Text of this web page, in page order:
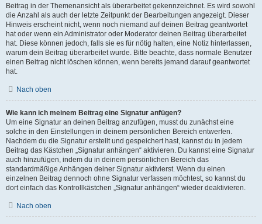
Beitrag in der Themenansicht als überarbeitet gekennzeichnet. Es wird sowohl
die Anzahl als auch der letzte Zeitpunkt der Bearbeitungen angezeigt. Dieser
Hinweis erscheint nicht, wenn noch niemand auf deinen Beitrag geantwortet
hat oder wenn ein Administrator oder Moderator deinen Beitrag überarbeitet
hat. Diese können jedoch, falls sie es für nötig halten, eine Notiz hinterlassen,
warum dein Beitrag überarbeitet wurde. Bitte beachte, dass normale Benutzer
einen Beitrag nicht löschen können, wenn bereits jemand darauf geantwortet
hat.
Nach oben
Wie kann ich meinem Beitrag eine Signatur anfügen?
Um eine Signatur an deinen Beitrag anzufügen, musst du zunächst eine
solche in den Einstellungen in deinem persönlichen Bereich entwerfen.
Nachdem du die Signatur erstellt und gespeichert hast, kannst du in jedem
Beitrag das Kästchen „Signatur anhängen“ aktivieren. Du kannst eine Signatur
auch hinzufügen, indem du in deinem persönlichen Bereich das
standardmäßige Anhängen deiner Signatur aktivierst. Wenn du einen
einzelnen Beitrag dennoch ohne Signatur verfassen möchtest, so kannst du
dort einfach das Kontrollkästchen „Signatur anhängen“ wieder deaktivieren.
Nach oben